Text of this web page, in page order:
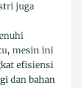
juga
mesin ini
efisiensi
dan bahan